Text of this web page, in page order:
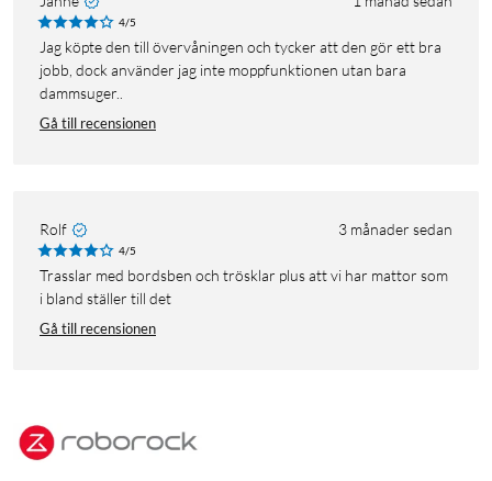
4/5
Jag köpte den till övervåningen och tycker att den gör ett bra
jobb, dock använder jag inte moppfunktionen utan bara
dammsuger..
Gå till recensionen
Rolf 3 månader sedan
4/5
Trasslar med bordsben och trösklar plus att vi har mattor som
i bland ställer till det
Gå till recensionen